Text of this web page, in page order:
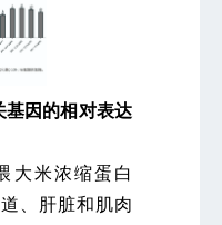
基因的相对表达
米浓缩蛋白
、肝脏和肌肉